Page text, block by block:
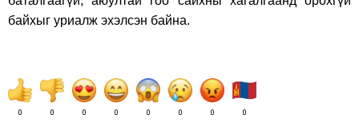
байхыг уриалж эхэлсэн байна.
0 0 0 0 0 0 0 0